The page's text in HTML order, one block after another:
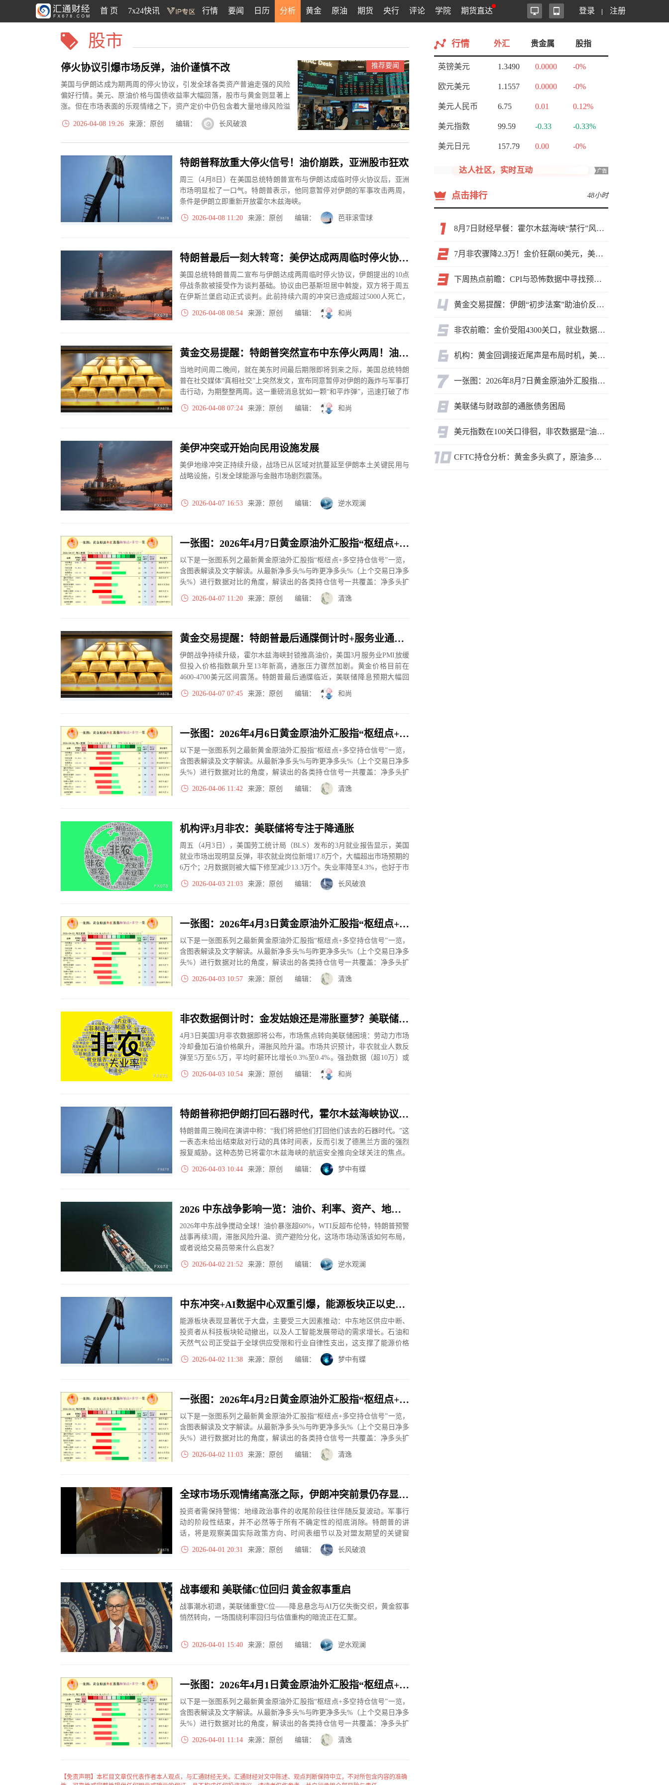
首 页 7x24快讯 行情 要闻 日历 分析 黄金 原油 期货 央行 评论 学院 期货直达 登录 注册
股市
推荐要闻
停火协议引爆市场反弹，油价谨慎不改
美国与伊朗达成为期两周的停火协议，引发全球各类资产普遍走强的风险
偏好行情。美元、原油价格与国债收益率大幅回落，股市与黄金则显著上
涨。但在市场表面的乐观情绪之下，资产定价中仍包含着大量地缘风险溢
2026-04-08 19:26
来源：原创 编辑： 长风破浪
特朗普释放重大停火信号！油价崩跌，亚洲股市狂欢
周三（4月8日）在美国总统特朗普宣布与伊朗达成临时停火协议后，亚洲
市场明显松了一口气。特朗普表示，他同意暂停对伊朗的军事攻击两周，
条件是伊朗立即重新开放霍尔木兹海峡。
2026-04-08 11:20 来源：原创 编辑： 芭菲滚雪球
特朗普最后一刻大转弯：美伊达成两周临时停火协议，油价暴跌全球市场剧震
美国总统特朗普周二宣布与伊朗达成两周临时停火协议，伊朗提出的10点
停战条款被接受作为谈判基础。协议由巴基斯坦居中斡旋，双方将于周五
在伊斯兰堡启动正式谈判。此前持续六周的冲突已造成超过5000人死亡，
停火消息迅速引发全球...
2026-04-08 08:54 来源：原创 编辑： 和尚
黄金交易提醒：特朗普突然宣布中东停火两周！油价暴跌逾20美元，金价狂飙刷新两周高点
当地时间周二晚间，就在美东时间最后期限即将到来之际，美国总统特朗
普在社交媒体“真相社交”上突然发文，宣布同意暂停对伊朗的轰炸与军事打
击行动，为期整整两周。这一重磅消息犹如一颗“和平炸弹”，迅速打破了市
场对中东紧张局势的...
2026-04-08 07:24 来源：原创 编辑： 和尚
美伊冲突或开始向民用设施发展
美伊地缘冲突正持续升级，战场已从区域对抗蔓延至伊朗本土关键民用与
战略设施，引发全球能源与金融市场剧烈震荡。
2026-04-07 16:53 来源：原创 编辑： 逆水观澜
一张图：2026年4月7日黄金原油外汇股指“枢纽点+多空持仓信号”一览
以下是一张图系列之最新黄金原油外汇股指“枢纽点+多空持仓信号”一览，
含图表解读及文字解读。从最新净多头%与昨更净多头%（上个交易日净多
头%）进行数据对比的角度，解读出的各类持仓信号一共覆盖：净多头扩
大、净多头减小、净空...
2026-04-07 11:20 来源：原创 编辑： 清逸
黄金交易提醒：特朗普最后通牒倒计时+服务业通胀爆表！4600-4700区间震荡后，下一步是突破还是回调？
伊朗战争持续升级，霍尔木兹海峡封锁推高油价，美国3月服务业PMI放缓
但投入价格指数飙升至13年新高，通胀压力骤然加剧。黄金价格目前在
4600-4700美元区间震荡。特朗普最后通牒临近，美联储降息预期大幅回
落。避险需求与...
2026-04-07 07:45 来源：原创 编辑： 和尚
一张图：2026年4月6日黄金原油外汇股指“枢纽点+多空持仓信号”一览
以下是一张图系列之最新黄金原油外汇股指“枢纽点+多空持仓信号”一览，
含图表解读及文字解读。从最新净多头%与昨更净多头%（上个交易日净多
头%）进行数据对比的角度，解读出的各类持仓信号一共覆盖：净多头扩
大、净多头减小、净空...
2026-04-06 11:42 来源：原创 编辑： 清逸
机构评3月非农：美联储将专注于降通胀
周五（4月3日），美国劳工统计局（BLS）发布的3月就业报告显示，美国
就业市场出现明显反弹，非农就业岗位新增17.8万个，大幅超出市场预期的
6万个；2月数据则被大幅下修至减少13.3万个。失业率降至4.3%，也好于市
场...
2026-04-03 21:03 来源：原创 编辑： 长风破浪
一张图：2026年4月3日黄金原油外汇股指“枢纽点+多空持仓信号”一览
以下是一张图系列之最新黄金原油外汇股指“枢纽点+多空持仓信号”一览，
含图表解读及文字解读。从最新净多头%与昨更净多头%（上个交易日净多
头%）进行数据对比的角度，解读出的各类持仓信号一共覆盖：净多头扩
大、净多头减小、净空...
2026-04-03 10:57 来源：原创 编辑： 清逸
非农数据倒计时：金发姑娘还是滞胀噩梦？美联储降息之路或被堵死
4月3日美国3月非农数据即将公布，市场焦点转向美联储困境：劳动力市场
冷却叠加石油价格飙升，滞胀风险升温。市场共识预计，非农就业人数反
弹至5万至6.5万，平均时薪环比增长0.3%至0.4%。强劲数据（超10万）或
推动美元...
2026-04-03 10:54 来源：原创 编辑： 和尚
特朗普称把伊朗打回石器时代，霍尔木兹海峡协议成全球焦点，油价大涨
特朗普周三晚间在演讲中称：“我们将把他们打回他们该去的石器时代。”这
一表态未给出结束敌对行动的具体时间表，反而引发了德黑兰方面的强烈
报复威胁。这种态势已将霍尔木兹海峡的航运安全推向全球关注的焦点。
数十个国家虽积极寻求解...
2026-04-03 10:44 来源：原创 编辑： 梦中有蝶
2026 中东战争影响一览：油价、利率、资产、地区全维度冲击，市场变局如何应对？
2026年中东战争搅动全球！油价暴涨超60%，WTI反超布伦特，特朗普预警
战事再续3周，滞胀风险升温、资产避险分化，这场市场动荡该如何布局，
或者说给交易员带来什么启发？
2026-04-02 21:52 来源：原创 编辑： 逆水观澜
中东冲突+AI数据中心双重引爆，能源板块正以史上最大幅度36.5%碾压大盘
能源板块表现显著优于大盘，主要受三大因素推动：中东地区供应中断、
投资者从科技板块轮动撤出，以及人工智能发展带动的需求增长。石油和
天然气公司正受益于全球供应受限和行业自律性支出，这支撑了能源价格
高位运行，并推动各大企业实...
2026-04-02 11:38 来源：原创 编辑： 梦中有蝶
一张图：2026年4月2日黄金原油外汇股指“枢纽点+多空持仓信号”一览
以下是一张图系列之最新黄金原油外汇股指“枢纽点+多空持仓信号”一览，
含图表解读及文字解读。从最新净多头%与昨更净多头%（上个交易日净多
头%）进行数据对比的角度，解读出的各类持仓信号一共覆盖：净多头扩
大、净多头减小、净空...
2026-04-02 11:03 来源：原创 编辑： 清逸
全球市场乐观情绪高涨之际，伊朗冲突前景仍存显著不确定性
投资者需保持警惕：地缘政治事件的收尾阶段往往伴随反复波动。军事行
动的阶段性结束，并不必然等于所有不确定性的彻底消除。特朗普的讲
话，将是观察美国实际政策方向、时间表细节以及对盟友期望的关键窗
口。
2026-04-01 20:31 来源：原创 编辑： 长风破浪
战事缓和 美联储C位回归 黄金叙事重启
战事潮水初退，美联储重登C位——降息悬念与AI万亿失衡交织，黄金叙事
悄然转向，一场围绕利率回归与估值重构的暗流正在汇聚。
2026-04-01 15:40 来源：原创 编辑： 逆水观澜
一张图：2026年4月1日黄金原油外汇股指“枢纽点+多空持仓信号”一览
以下是一张图系列之最新黄金原油外汇股指“枢纽点+多空持仓信号”一览，
含图表解读及文字解读。从最新净多头%与昨更净多头%（上个交易日净多
头%）进行数据对比的角度，解读出的各类持仓信号一共覆盖：净多头扩
大、净多头减小、净空...
2026-04-01 11:14 来源：原创 编辑： 清逸
【免责声明】本栏目文章仅代表作者本人观点，与汇通财经无关。汇通财经对文中陈述、观点判断保持中立，不对所包含内容的准确
行情 外汇 贵金属 股指
英镑美元 1.3490 0.0000 -0%
欧元美元 1.1557 0.0000 -0%
美元人民币 6.75 0.01 0.12%
美元指数 99.59 -0.33 -0.33%
美元日元 157.79 0.00 -0%
达人社区，实时互动
点击排行 48小时
8月7日财经早餐：霍尔木兹海峡“禁行”风波再起，油价急涨金价承压，非农夜市场博弈加剧
7月非农骤降2.3万！金价狂飙60美元，美联储9月加息预期瞬间崩塌
下周热点前瞻：CPI与恐怖数据中寻找预期差
黄金交易提醒：伊朗“初步法案”助油价反弹逾3%，金价小幅承压，非农重磅来袭！
非农前瞻：金价受阻4300关口，就业数据是“火上浇油”还是“釜底抽薪”？
机构：黄金回调接近尾声是布局时机，美元后市或走弱转为利多因素
一张图：2026年8月7日黄金原油外汇股指“枢纽点+多空持仓信号”一览
美联储与财政部的通胀债务困局
美元指数在100关口徘徊，非农数据是“油门”还是“刹车”？
CFTC持仓分析：黄金多头疯了，原油多头跑了，日元空头投降了！